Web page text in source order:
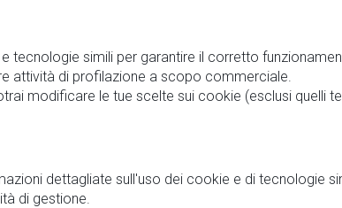
tecnologie simili per garantire il corretto
attività di profilazione a scopo commerciale.
modificare le tue scelte sui cookie (esclusi quelli
dettagliate sull'uso dei cookie e di tecnologie
di gestione.